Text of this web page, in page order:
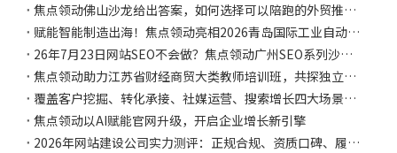
焦点领动佛山沙龙给出答案，如何选择可以陪跑的外贸推广团队？
赋能智能制造出海！焦点领动亮相2026青岛国际工业自动化展，共探B2B制造业海外推广新路径
26年7月23日网站SEO不会做？焦点领动广州SEO系列沙龙详解网站运营维护方法
焦点领动助力江苏省财经商贸大类教师培训班，共探独立站AI新实践
覆盖客户挖掘、转化承接、社媒运营、搜索增长四大场景，焦点领动助力外贸官网升级 为AI 智能增长阵地
焦点领动以AI赋能官网升级，开启企业增长新引擎
2026年网站建设公司实力测评：正规合规、资质口碑、履约保障三维横评，焦点领动又获权威推荐